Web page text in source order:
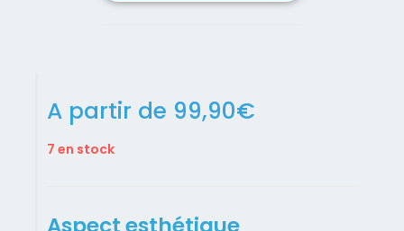
A partir de 99,90€
7 en stock